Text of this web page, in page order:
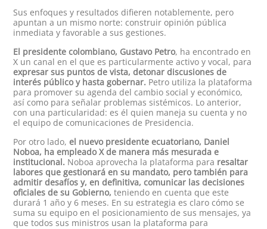
Sus enfoques y resultados difieren notablemente, pero
apuntan a un mismo norte: construir opinión pública
inmediata y favorable a sus gestiones.
El presidente colombiano, Gustavo Petro, ha encontrado en
X un canal en el que es particularmente activo y vocal, para
expresar sus puntos de vista, detonar discusiones de
interés público y hasta gobernar. Petro utiliza la plataforma
para promover su agenda del cambio social y económico,
así como para señalar problemas sistémicos. Lo anterior,
con una particularidad: es él quien maneja su cuenta y no
el equipo de comunicaciones de Presidencia.
Por otro lado,el nuevo presidente ecuatoriano, Daniel
Noboa, ha empleado X de manera más mesurada e
institucional. Noboa aprovecha la plataforma para resaltar
labores que gestionará en su mandato, pero también para
admitir desafíos y, en definitiva, comunicar las decisiones
oficiales de su Gobierno, teniendo en cuenta que este
durará 1 año y 6 meses. En su estrategia es claro cómo se
suma su equipo en el posicionamiento de sus mensajes, ya
que todos sus ministros usan la plataforma para